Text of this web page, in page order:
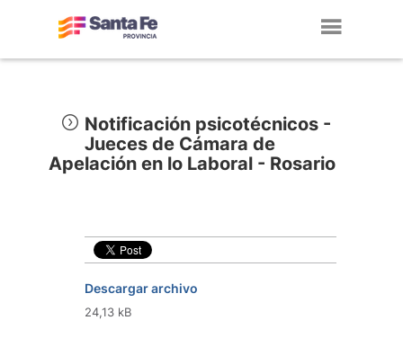
Notificación psicotécnicos -
Jueces de Cámara de
Apelación en lo Laboral - Rosario
Descargar archivo
24,13 kB